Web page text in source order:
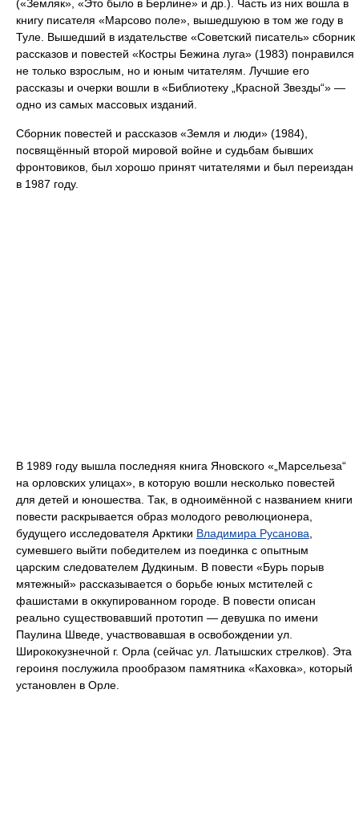
(«Земляк», «Это было в Берлине» и др.). Часть из них вошла в
книгу писателя «Марсово поле», вышедшуюю в том же году в
Туле. Вышедший в издательстве «Советский писатель» сборник
рассказов и повестей «Костры Бежина луга» (1983) понравился
не только взрослым, но и юным читателям. Лучшие его
рассказы и очерки вошли в «Библиотеку „Красной Звезды“» —
одно из самых массовых изданий.
Сборник повестей и рассказов «Земля и люди» (1984),
посвящённый второй мировой войне и судьбам бывших
фронтовиков, был хорошо принят читателями и был переиздан
в 1987 году.
В 1989 году вышла последняя книга Яновского «„Марсельеза“
на орловских улицах», в которую вошли несколько повестей
для детей и юношества. Так, в одноимённой с названием книги
повести раскрывается образ молодого революционера,
будущего исследователя Арктики Владимира Русанова
сумевшего выйти победителем из поединка с опытным
царским следователем Дудкиным. В повести «Бурь порыв
мятежный» рассказывается о борьбе юных мстителей с
фашистами в оккупированном городе. В повести описан
реально существовавший прототип — девушка по имени
Паулина Шведе, участвовавшая в освобождении ул.
Ширококузнечной г. Орла (сейчас ул. Латышских стрелков). Эта
героиня послужила прообразом памятника «Каховка», который
установлен в Орле.